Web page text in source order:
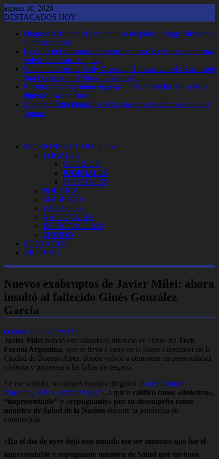
Saltar
al
agosto 10, 2026
DESTACADOS HOY
Dirigentes de todo el arco político despiden a Jorge Messi tras
su fallecimiento
La caída del consumo no encuentra piso: las ventas minoristas
volvieron a bajar en julio
Con un doblete de Jordy Caicedo, Huracán con el clásico ante
San Lorenzo en el Nuevo Gasómetro
El embajador argentino regresa al país en medio de la crisis
diplomática con Brasil
Con gran éxito finalizó el Trck Day en el Autódromo de Las
Termas
SECCIONES DE NOTICIAS
LOCALES
INTERIOR
JUDICIALES
POLICIALES
POLITICA
SOCIEDAD
DEPORTES
NACIONALES
ESPECTACULOS
MUNDO
CONTACTO
ARCHIVO
Nuevos exabruptos de Javier Milei: ahora
insultó al fallecido Ginés González
García
octubre 20, 2024 MAD
Javier Milei brindó este sábado el discurso de cierre del Tech
Forum Argentina, que se lleva a cabo en el Hotel Libertador de la
Ciudad de Buenos Aires, donde volvió a demostrar su personalidad
violenta y propensa a las faltas de respeto.
En ese sentido, no ahorró insultos dirigidos al recientemente
fallecido Ginés González García, a quien calificó como «siniestro»,
“impresentable” y «repugnante» por su desempeño como
ministro de Salud de la Nación durante la pandemia de
coronavirus.
«En el día de ayer dejó este mundo ese ser siniestro que fue el
impresentable y repugnante ministro de Salud que tuvimos.